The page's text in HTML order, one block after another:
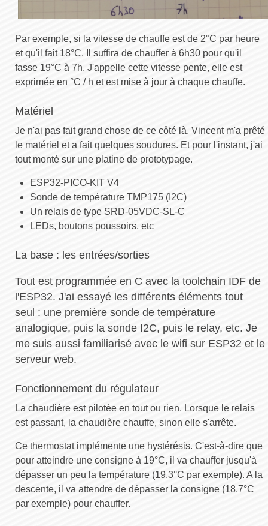
Par exemple, si la vitesse de chauffe est de 2°C par heure
et qu'il fait 18°C. Il suffira de chauffer à 6h30 pour qu'il
fasse 19°C à 7h. J'appelle cette vitesse pente, elle est
exprimée en °C / h et est mise à jour à chaque chauffe.
Matériel
Je n'ai pas fait grand chose de ce côté là. Vincent m'a prêté
le matériel et a fait quelques soudures. Et pour l'instant, j'ai
tout monté sur une platine de prototypage.
ESP32-PICO-KIT V4
Sonde de température TMP175 (I2C)
Un relais de type SRD-05VDC-SL-C
LEDs, boutons poussoirs, etc
La base : les entrées/sorties
Tout est programmée en C avec la toolchain IDF de
l'ESP32. J'ai essayé les différents éléments tout
seul : une première sonde de température
analogique, puis la sonde I2C, puis le relay, etc. Je
me suis aussi familiarisé avec le wifi sur ESP32 et le
serveur web.
Fonctionnement du régulateur
La chaudière est pilotée en tout ou rien. Lorsque le relais
est passant, la chaudière chauffe, sinon elle s'arrête.
Ce thermostat implémente une hystérésis. C'est-à-dire que
pour atteindre une consigne à 19°C, il va chauffer jusqu'à
dépasser un peu la température (19.3°C par exemple). A la
descente, il va attendre de dépasser la consigne (18.7°C
par exemple) pour chauffer.